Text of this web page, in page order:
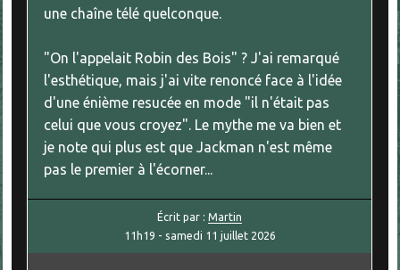
une chaîne télé quelconque.
"On l'appelait Robin des Bois" ? J'ai remarqué
l'esthétique, mais j'ai vite renoncé face à l'idée
d'une énième resucée en mode "il n'était pas
celui que vous croyez". Le mythe me va bien et
je note qui plus est que Jackman n'est même
pas le premier à l'écorner...
Écrit par :Martin
11h19 - samedi 11 juillet 2026